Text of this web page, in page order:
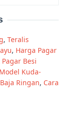
, Teralis
, Harga Pagar
Besi
Kuda-
Ringan, Cara